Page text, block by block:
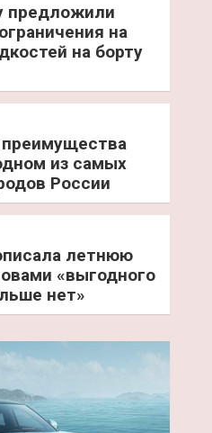
предложили
на
на борту
из самых
России
летнюю
«выгодного
нет»